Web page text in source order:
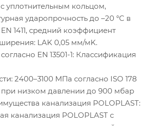
уплотнительным кольцом,
ударопрочность до –20 °C в
1411, средний коэффициент
LAK 0,05 мм/мK.
EN 13501-1: Классификация
2400–3100 MПа согласно ISO 178
при низком давлении до 900 мбар
канализация POLOPLAST:
канализация POLOPLAST с